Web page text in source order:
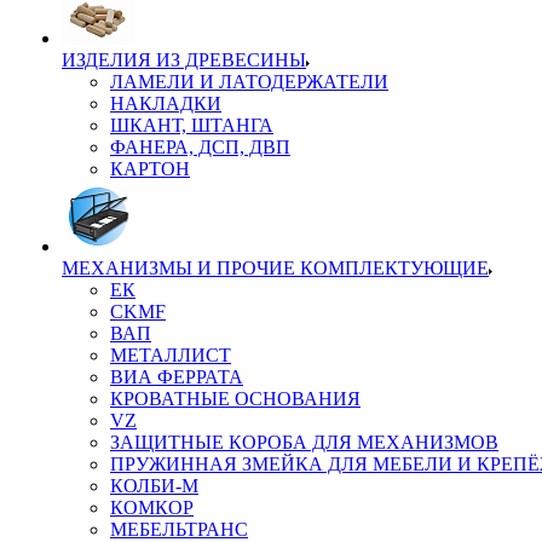
ИЗДЕЛИЯ ИЗ ДРЕВЕСИНЫ
ЛАМЕЛИ И ЛАТОДЕРЖАТЕЛИ
НАКЛАДКИ
ШКАНТ, ШТАНГА
ФАНЕРА, ДСП, ДВП
КАРТОН
МЕХАНИЗМЫ И ПРОЧИЕ КОМПЛЕКТУЮЩИЕ
ЕК
CKMF
ВАП
МЕТАЛЛИСТ
ВИА ФЕРРАТА
КРОВАТНЫЕ ОСНОВАНИЯ
VZ
ЗАЩИТНЫЕ КОРОБА ДЛЯ МЕХАНИЗМОВ
ПРУЖИННАЯ ЗМЕЙКА ДЛЯ МЕБЕЛИ И
КОЛБИ-М
КОМКОР
МЕБЕЛЬТРАНС